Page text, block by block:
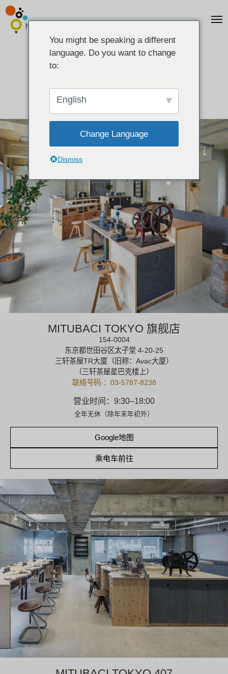
MITUBACI TOKYO 旗舰店
154-0004
东京都世田谷区太子堂 4-20-25
三轩茶屋TR大厦（旧称：Avac大厦）
（三轩茶屋星巴克楼上）
联络号码·：03-5787-8238
营业时间：9:30–18:00
全年无休（除年末年初外）
Google地图
乘电车前往
You might be speaking a different
language. Do you want to change
to:
English
Change Language
Dismiss